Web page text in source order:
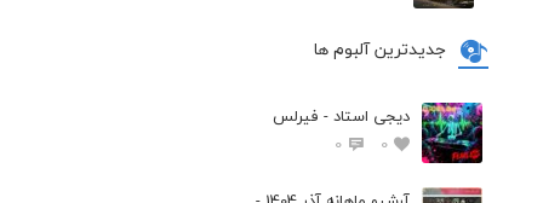
جدیدترین آلبوم ها
دیجی استاد - فیرلس
0
0